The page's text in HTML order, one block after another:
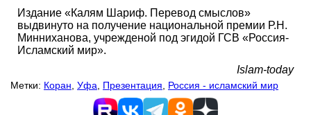
Издание «Калям Шариф. Перевод смыслов»
выдвинуто на получение национальной премии Р.Н.
Минниханова, учрежденой под эгидой ГСВ «Россия-
Исламский мир».
Islam-today
Метки: Коран Уфа Презентация Россия - исламский мир